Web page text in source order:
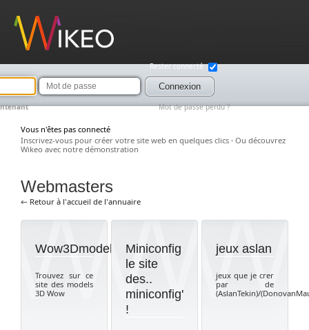
Rester connecté
Mot
de
passe
Connexion
Mot de passe perdu ?
Vous n'êtes pas connecté
Inscrivez-vous pour créer votre site web en quelques clics · Ou découvrez
Wikeo avec notre démonstration
Webmasters
← Retour à l'accueil de l'annuaire
Wow3Dmodels
Trouvez sur ce
site des models
3D Wow
Miniconfig
le site
des..
miniconfig'
!
jeux aslan
jeux que je crer
par de
(AslanTekin)/